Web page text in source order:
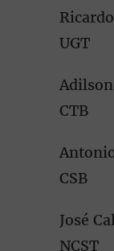
UGT
CTB
CSB
José
NCST